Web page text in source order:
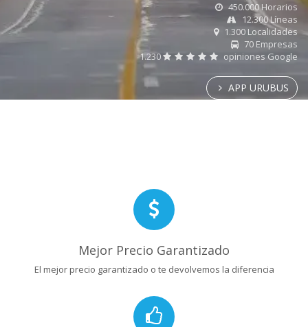
450.000 Horarios
12.300 Líneas
1.300 Localidades
70 Empresas
1.230
opiniones Google
APP URUBUS
Mejor Precio Garantizado
El mejor precio garantizado o te devolvemos la diferencia